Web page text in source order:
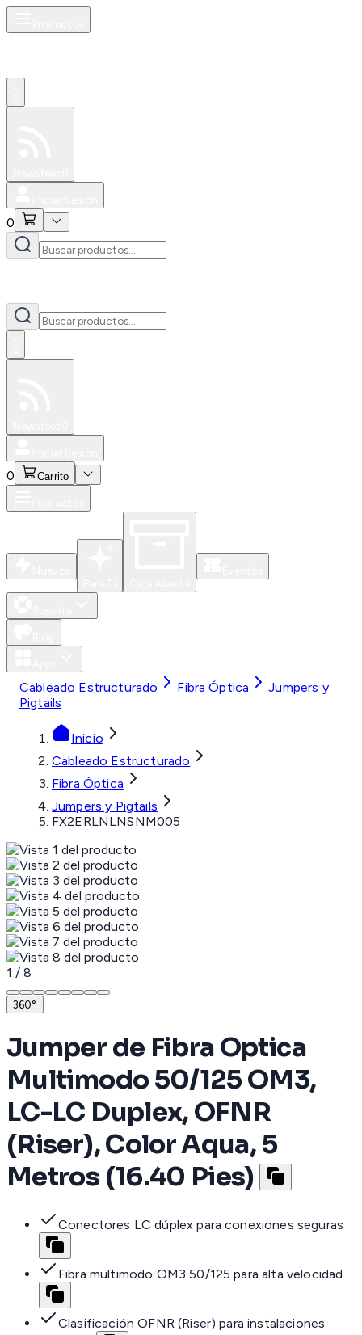
0
0 Carrito
Cableado Estructurado Fibra Óptica
Jumpers y
Pigtails
Inicio
Cableado Estructurado
Fibra Óptica
Jumpers y Pigtails
FX2ERLNLNSNM005
1 / 8
360°
Jumper de Fibra Optica
Multimodo 50/125 OM3,
LC-LC Duplex, OFNR
(Riser), Color Aqua, 5
Metros (16.40 Pies)
Conectores LC dúplex para conexiones seguras
Fibra multimodo OM3 50/125 para alta velocidad
Clasificación OFNR (Riser) para instalaciones